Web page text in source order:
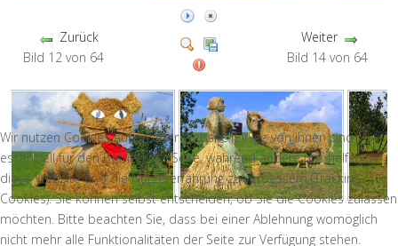
Zurück
Bild 12 von 64
Weiter
Bild 14 von 64
Wir nutzen Cookies auf unserer Website. Einige von ihnen sind
essenziell für den Betrieb der Seite, während andere uns helfen,
diese Website und die Nutzererfahrung zu verbessern (Tracking
Cookies). Sie können selbst entscheiden, ob Sie die Cookies zulassen
möchten. Bitte beachten Sie, dass bei einer Ablehnung womöglich
nicht mehr alle Funktionalitäten der Seite zur Verfügung stehen.